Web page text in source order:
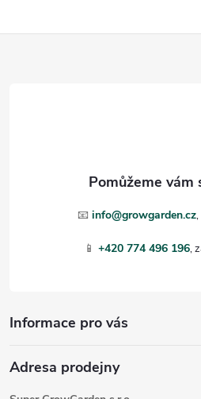
📧 info@growgarden.cz
📱 +420 774 496 196
Informace pro vás
Adresa prodejny